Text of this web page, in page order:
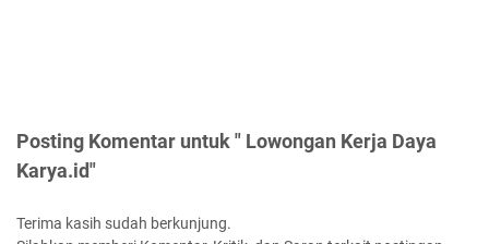
Posting Komentar untuk " Lowongan Kerja Daya
Karya.id"
Terima kasih sudah berkunjung.